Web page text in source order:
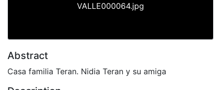
VALLE000064.jpg
Abstract
Casa familia Teran. Nidia Teran y su amiga